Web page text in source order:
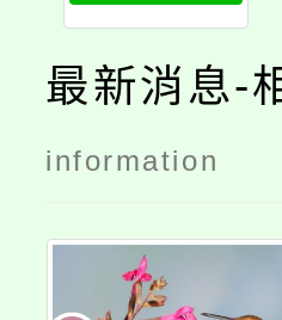
最新消息-
information